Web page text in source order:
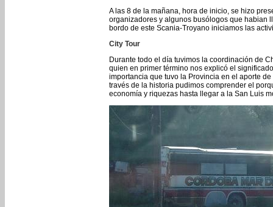
A las 8 de la mañana, hora de inicio, se hizo
organizadores y algunos busólogos que habian
bordo de este Scania-Troyano iniciamos las
City Tour
Durante todo el día tuvimos la coordinación de
quien en primer término nos explicó el
importancia que tuvo la Provincia en el aporte
través de la historia pudimos comprender el
economía y riquezas hasta llegar a la San Luis